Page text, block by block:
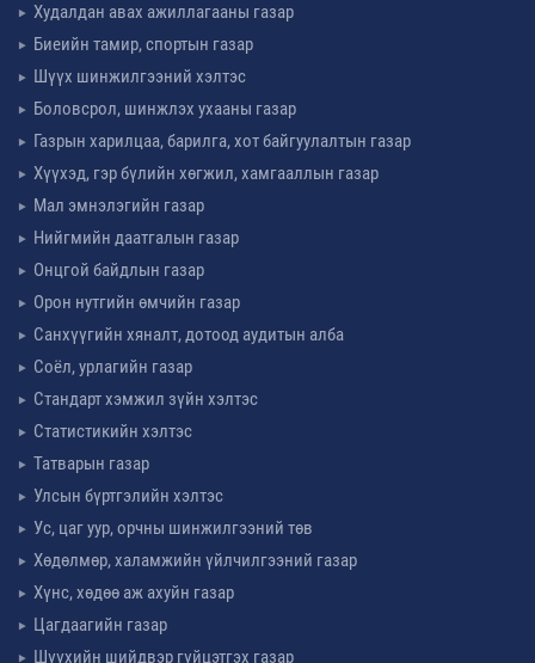
Худалдан авах ажиллагааны газар
Биеийн тамир, спортын газар
Шүүх шинжилгээний хэлтэс
Боловсрол, шинжлэх ухааны газар
Газрын харилцаа, барилга, хот байгуулалтын газар
Хүүхэд, гэр бүлийн хөгжил, хамгааллын газар
Мал эмнэлэгийн газар
Нийгмийн даатгалын газар
Онцгой байдлын газар
Орон нутгийн өмчийн газар
Санхүүгийн хяналт, дотоод аудитын алба
Соёл, урлагийн газар
Стандарт хэмжил зүйн хэлтэс
Статистикийн хэлтэс
Татварын газар
Улсын бүртгэлийн хэлтэс
Ус, цаг уур, орчны шинжилгээний төв
Хөдөлмөр, халамжийн үйлчилгээний газар
Хүнс, хөдөө аж ахуйн газар
Цагдаагийн газар
Шүүхийн шийдвэр гүйцэтгэх газар